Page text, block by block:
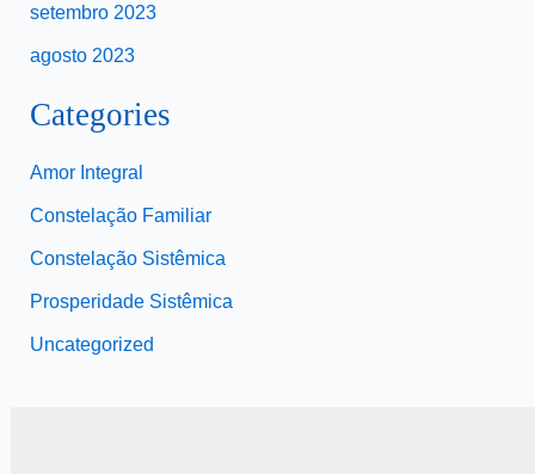
setembro 2023
agosto 2023
Categories
Amor Integral
Constelação Familiar
Constelação Sistêmica
Prosperidade Sistêmica
Uncategorized